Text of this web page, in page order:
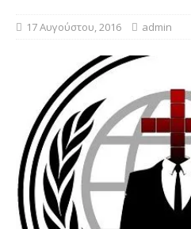
17 Αυγούστου, 2016 admin